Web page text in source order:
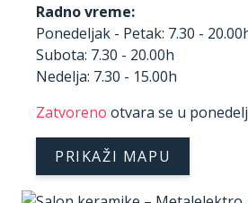
Radno vreme:
Ponedeljak - Petak: 7.30 -
Subota: 7.30 - 20.00h
Nedelja: 7.30 - 15.00h
Zatvoreno otvara se u
PRIKAŽI MAPU